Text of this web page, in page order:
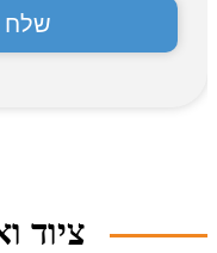
ציוד